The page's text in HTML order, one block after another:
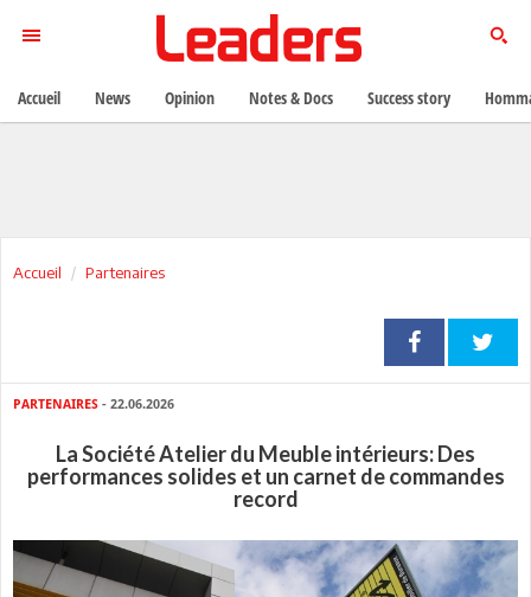
Accueil Partenaires
PARTENAIRES - 22.06.2026
La Société Atelier du Meuble intérieurs: Des
performances solides et un carnet de commandes
record
Accueil News Opinion Notes & Docs Success story